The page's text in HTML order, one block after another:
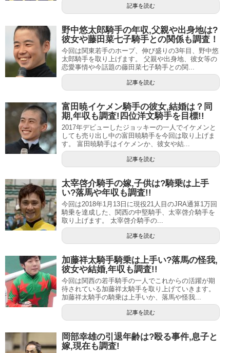
に騎乗し、重賞初制覇。さらに4年後にはプリモディーネで
桜花賞を制し、G1のタイトルを手に入れるなど、デビュー
年以降も順調にステップアップしていきました。特にG1レ
ースにおいてはオークスでの3勝をはじめ、2・3歳の牝馬限
定レースで好成績を収めていることから「牝馬の福永」と
言われるほど信頼のおける騎手とされています。
勝ち星が大きく飛躍し始めたのは2010年頃からで、2011年
には全国リーディングの座にも輝いています。この全国リ
ーディングは福永騎手の父親である、福永洋一元騎手も
1970年から1978年まで獲得しており、JRA史上初の親子で
の全国リーディング達成となりました。これは同じ2世騎手
として武邦彦・武豊親子も受賞していそうでしたが、意外
にも武邦彦元騎手には全国リーディングの獲得歴がなく、
福永親子が初となりました。
ちなみに、2011年時点では史上初の親子での全国リーディ
ング獲得のチャンスがあったのは、福永親子と横山典弘・
和生親子のみだったらしく、福永騎手も当時新人だった横
山和生騎手に負けるわけには…と、さらに気合をいれたそ
うです。
2010年以降は毎年100勝以上をマークし、G1レースをはじ
め数々の重賞レースで勝利を収めるなど、JRAを代表する
トップ騎手として2017年現在も活躍を続けています。
記事を読む
野中悠太郎騎手の年収,父親や出身地は?
彼女や藤田菜七子騎手との関係も調査！
今回は関東若手のホープ、伸び盛りの3年目、野中悠
太郎騎手を取り上げます。 父親や出身地、彼女等の
恋愛事情や今話題の藤田菜七子騎手との関...
記事を読む
富田暁イケメン騎手の彼女,結婚は？同
期,年収も調査!四位洋文騎手を目標!!
2017年デビューしたジョッキーの一人でイケメンと
しても売り出し中の富田暁騎手を今回は取り上げま
す。 富田暁騎手はイケメンか、彼女や結...
記事を読む
太宰啓介騎手の嫁,子供は?騎乗は上手
い?落馬や年収も調査!!
今回は2018年1月13日に現役21人目のJRA通算1万回
騎乗を達成した、関西の中堅騎手、太宰啓介騎手を
取り上げます。 太宰啓介騎手の...
記事を読む
加藤祥太騎手騎乗は上手い?落馬の怪我,
彼女や結婚,年収も調査!!
今回は関西の若手騎手の一人でこれからの活躍が期
待されている加藤祥太騎手を取り上げていきます。
加藤祥太騎手の騎乗は上手いか、落馬や怪我...
記事を読む
岡部幸雄の引退年齢は?殴る事件,息子と
嫁,現在も調査!